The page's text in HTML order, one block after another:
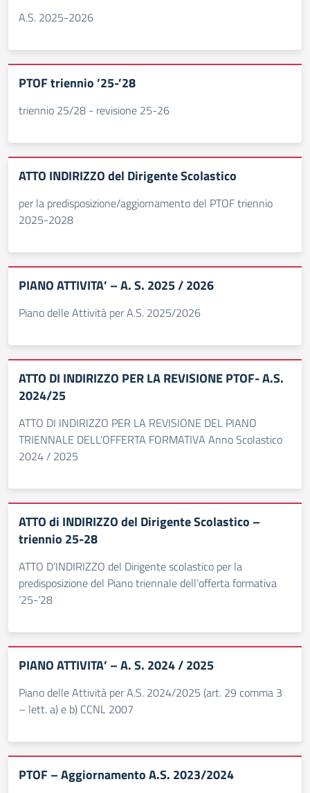
A.S. 2025-2026
PTOF triennio ’25-’28
triennio 25/28 - revisione 25-26
ATTO INDIRIZZO del Dirigente Scolastico
per la predisposizione/aggiornamento del PTOF triennio
2025-2028
PIANO ATTIVITA’ – A. S. 2025 / 2026
Piano delle Attività per A.S. 2025/2026
ATTO DI INDIRIZZO PER LA REVISIONE PTOF- A.S.
2024/25
ATTO DI INDIRIZZO PER LA REVISIONE DEL PIANO
TRIENNALE DELL’OFFERTA FORMATIVA Anno Scolastico
2024 / 2025
ATTO di INDIRIZZO del Dirigente Scolastico –
triennio 25-28
ATTO D’INDIRIZZO del Dirigente scolastico per la
predisposizione del Piano triennale dell’offerta formativa
‘25-‘28
PIANO ATTIVITA’ – A. S. 2024 / 2025
Piano delle Attività per A.S. 2024/2025 (art. 29 comma 3
– lett. a) e b) CCNL 2007
PTOF – Aggiornamento A.S. 2023/2024